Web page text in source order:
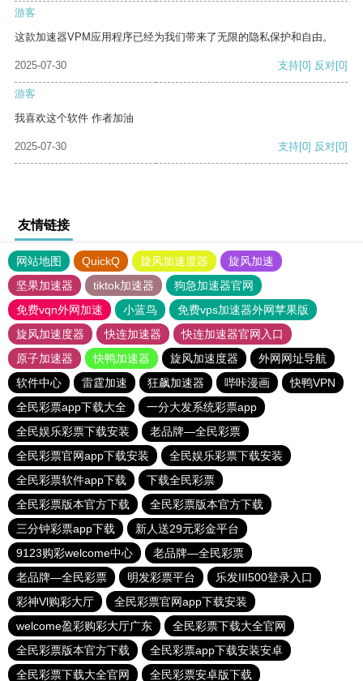
游客
这款加速器VPM应用程序已经为我们带来了无限的隐私保护和自由。
2025-07-30 支持[0] 反对[0]
游客
我喜欢这个软件 作者加油
2025-07-30 支持[0] 反对[0]
友情链接
网站地图 QuickQ 旋风加速度器
旋风加速
坚果加速器
tiktok加速器
狗急加速器官网
免费vqn外网加速
小蓝鸟
免费vps加速器外网苹果版
旋风加速度器
快连加速器
快连加速器官网入口
原子加速器
快鸭加速器 旋风加速度器
外网网址导航
软件中心
雷霆加速 狂飙加速器 哔咔漫画
快鸭VPN
全民彩票app下载大全
一分大发系统彩票app
全民娱乐彩票下载安装
老品牌—全民彩票
全民彩票官网app下载安装
全民娱乐彩票下载安装
全民彩票软件app下载
下载全民彩票
全民彩票版本官方下载
全民彩票版本官方下载
三分钟彩票app下载
新人送29元彩金平台
9123购彩welcome中心
老品牌—全民彩票
老品牌—全民彩票
明发彩票平台
乐发III500登录入口
彩神Vl购彩大厅
全民彩票官网app下载安装
welcome盈彩购彩大厅广东
全民彩票下载大全官网
全民彩票版本官方下载
全民彩票app下载安装安卓
全民彩票下载大全官网
全民彩票安卓版下载